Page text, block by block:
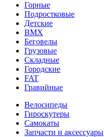
Горные
Подростковые
Детские
BMX
Беговелы
Грузовые
Складные
Городские
FAT
Гравийные
Велосипеды
Гироскутеры
Самокаты
Запчасти и аксессуары